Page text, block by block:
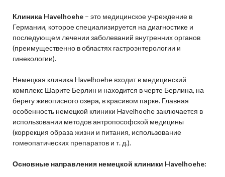
Клиника Havelhoehe– это медицинское учреждение в
Германии, которое специализируется на диагностике и
последующем лечении заболеваний внутренних органов
(преимущественно в областях гастроэнтерологии и
гинекологии).
Немецкая клиника Havelhoehe входит в медицинский
комплекс Шарите Берлин и находится в черте Берлина, на
берегу живописного озера, в красивом парке. Главная
особенность немецкой клиники Havelhoehe заключается в
использовании методов антропософской медицины
(коррекция образа жизни и питания, использование
гомеопатических препаратов и т. д.).
Основные направления немецкой клиники Havelhoehe: